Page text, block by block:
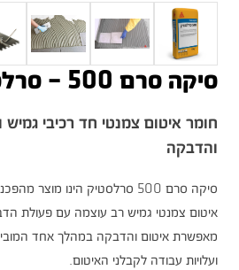
סיקה סרם 500 – סרלסטיק
חומר איטום צמנטי חד רכיבי גמיש
והדבקה
סיקה סרם 500 סרלסטיק הינו
איטום צמנטי גמיש רב עוצמה עם פעולת
מאפשרת איטום והדבקה במהלך אחד
ועלויות עבודה לקבלני האיטום.